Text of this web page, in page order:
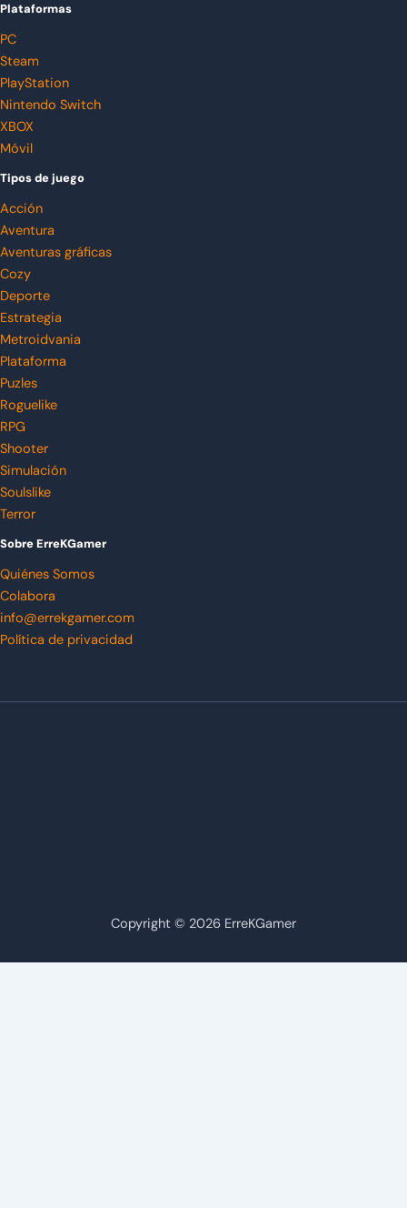
Plataformas
PC
Steam
PlayStation
Nintendo Switch
XBOX
Móvil
Tipos de juego
Acción
Aventura
Aventuras gráficas
Cozy
Deporte
Estrategia
Metroidvania
Plataforma
Puzles
Roguelike
RPG
Shooter
Simulación
Soulslike
Terror
Sobre ErreKGamer
Quiénes Somos
Colabora
info@errekgamer.com
Política de privacidad
Copyright © 2026 ErreKGamer